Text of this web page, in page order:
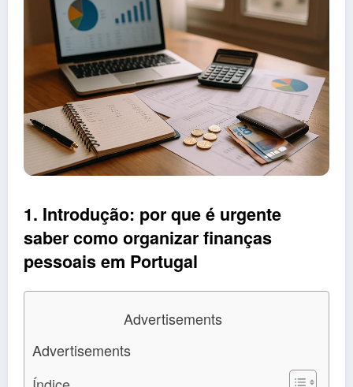
1. Introdução: por que é urgente
sabercomo organizar finanças
pessoais em Portugal
Advertisements
Advertisements